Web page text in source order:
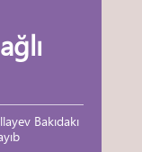
Bakıdakı